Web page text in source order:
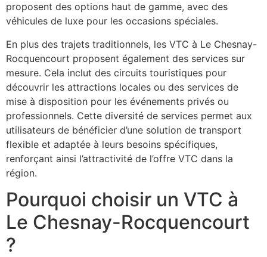
proposent des options haut de gamme, avec des
véhicules de luxe pour les occasions spéciales.
En plus des trajets traditionnels, les VTC à Le Chesnay-
Rocquencourt proposent également des services sur
mesure. Cela inclut des circuits touristiques pour
découvrir les attractions locales ou des services de
mise à disposition pour les événements privés ou
professionnels. Cette diversité de services permet aux
utilisateurs de bénéficier d’une solution de transport
flexible et adaptée à leurs besoins spécifiques,
renforçant ainsi l’attractivité de l’offre VTC dans la
région.
Pourquoi choisir un VTC à
Le Chesnay-Rocquencourt
?